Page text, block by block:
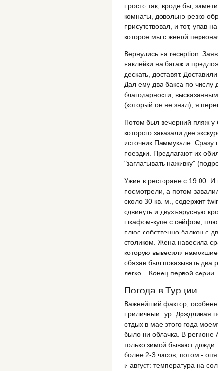
просто так, вроде бы,
комнаты, довольно резко
присутствовал, и тот, упав
которое мы с женой
Вернулись на reception.
наклейки на багаж и
дескать, доставят.
Дал ему два бакса по числу
благодарности,
(который он не знал), я
Потом был вечерний пляж у
которого заказали две
источник Паммукале. Сразу
поездки. Предлагают их
"заглатывать наживку"
Ужин в ресторане с 19.00.
посмотрели, а потом
около 30 кв. м., содержит
сдвинуть и двухъярусную
шкафом-купе с сейфом,
плюс собственно балкон с
столиком. Жена навесила
которую вывесили
обязан был показывать два
легко... Конец первой
Погода в Турции.
Важнейший фактор,
приличный тур. Дождливая
отдых в мае этого года
было ни облачка. В регионе
только зимой бывают
более 2-3 часов, потом -
и август: температура на